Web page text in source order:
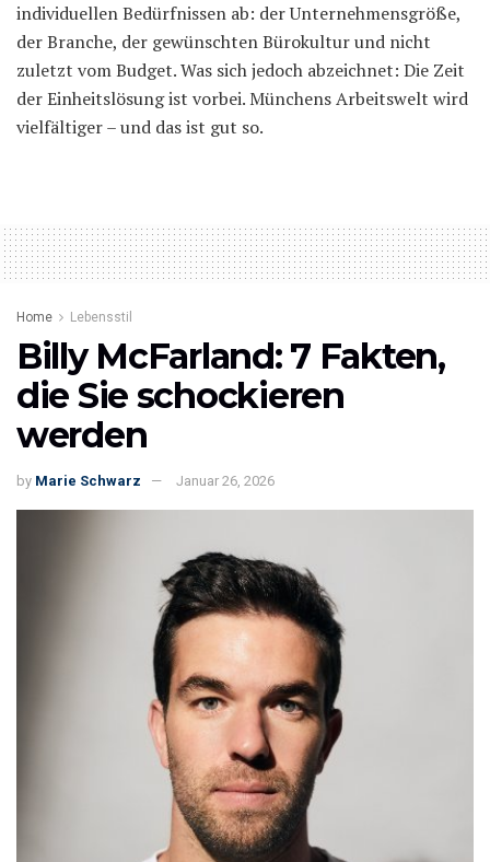
individuellen Bedürfnissen ab: der Unternehmensgröße,
der Branche, der gewünschten Bürokultur und nicht
zuletzt vom Budget. Was sich jedoch abzeichnet: Die Zeit
der Einheitslösung ist vorbei. Münchens Arbeitswelt wird
vielfältiger – und das ist gut so.
Home Lebensstil
Billy McFarland: 7 Fakten,
die Sie schockieren
werden
by Marie Schwarz Januar 26, 2026